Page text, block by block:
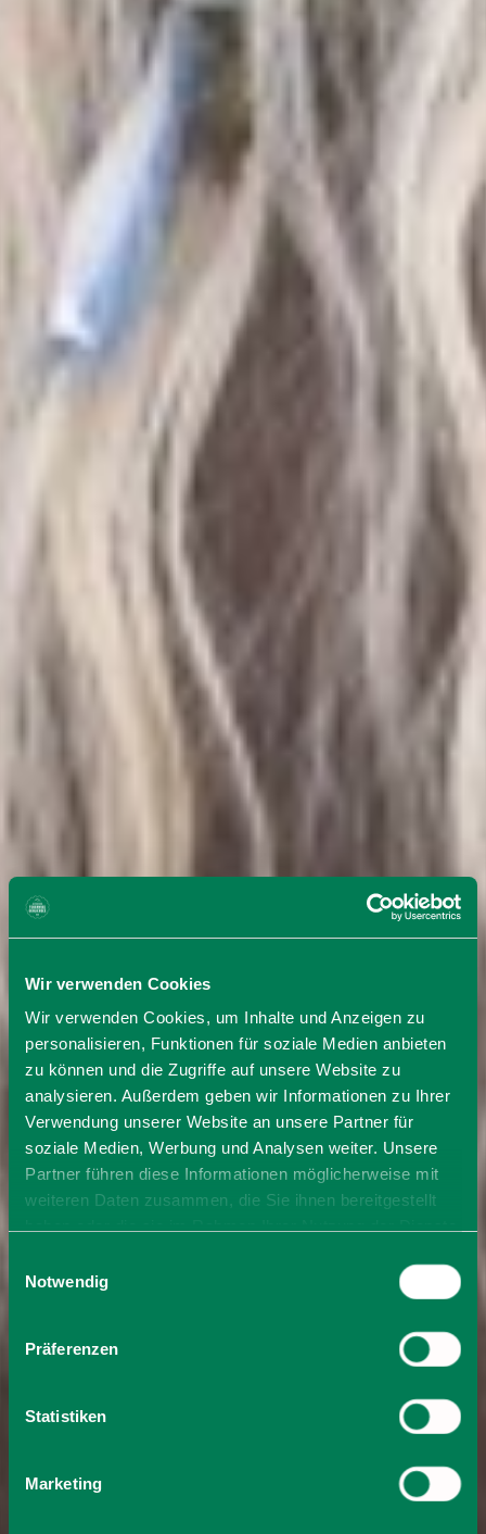
Wir verwenden Cookies
Wir verwenden Cookies, um Inhalte und Anzeigen zu
personalisieren, Funktionen für soziale Medien anbieten
zu können und die Zugriffe auf unsere Website zu
analysieren. Außerdem geben wir Informationen zu Ihrer
Verwendung unserer Website an unsere Partner für
soziale Medien, Werbung und Analysen weiter. Unsere
Partner führen diese Informationen möglicherweise mit
weiteren Daten zusammen, die Sie ihnen bereitgestellt
Cookies, wenn Sie unsere Webseite weiterhin nutzen.
Notwendig
Präferenzen
Statistiken
Marketing